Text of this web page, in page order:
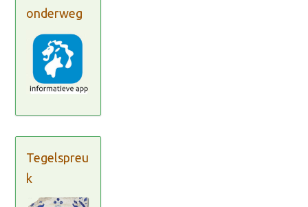
onderweg
Tegelspreu
k